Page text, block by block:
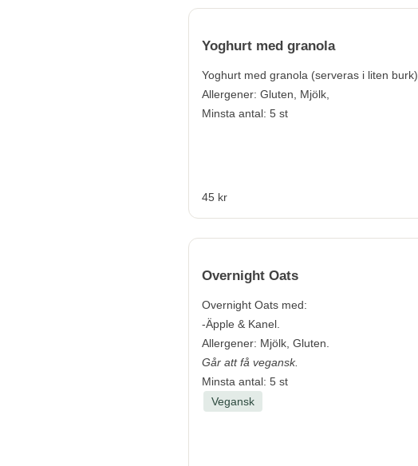
Yoghurt med granola
Yoghurt med granola (serveras i liten burk)
Allergener: Gluten, Mjölk,
Minsta antal: 5 st
45 kr
Overnight Oats
Overnight Oats med:
-Äpple & Kanel.
Allergener: Mjölk, Gluten.
Går att få vegansk.
Minsta antal: 5 st
Vegansk